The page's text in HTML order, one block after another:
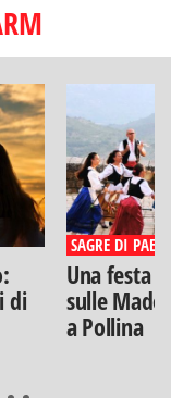
di
SAGRE DI PAESE
Una festa
sulle
a Pollina